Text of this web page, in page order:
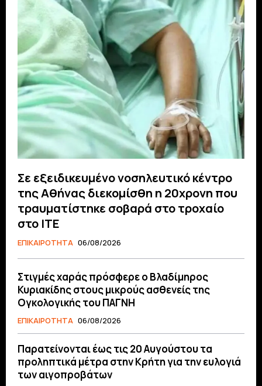
Σε εξειδικευμένο νοσηλευτικό κέντρο
της Αθήνας διεκομίσθη η 20χρονη που
τραυματίστηκε σοβαρά στο τροχαίο
στο ΙΤΕ
ΕΠΙΚΑΙΡΟΤΗΤΑ 06/08/2026
Στιγμές χαράς πρόσφερε ο Βλαδίμηρος
Κυριακίδης στους μικρούς ασθενείς της
Ογκολογικής του ΠΑΓΝΗ
ΕΠΙΚΑΙΡΟΤΗΤΑ 06/08/2026
Παρατείνονται έως τις 20 Αυγούστου τα
προληπτικά μέτρα στην Κρήτη για την ευλογιά
των αιγοπροβάτων